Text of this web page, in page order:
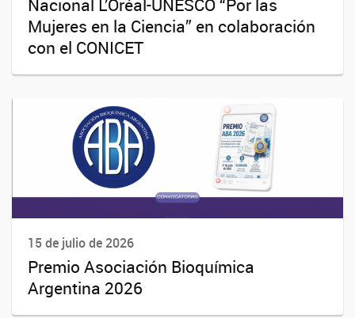
Nacional L’Oréal-UNESCO “Por las
Mujeres en la Ciencia” en colaboración
con el CONICET
15 de julio de 2026
Premio Asociación Bioquímica
Argentina 2026